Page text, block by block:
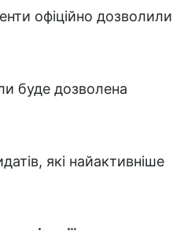
офіційно дозволили
буде дозволена
які найактивніше